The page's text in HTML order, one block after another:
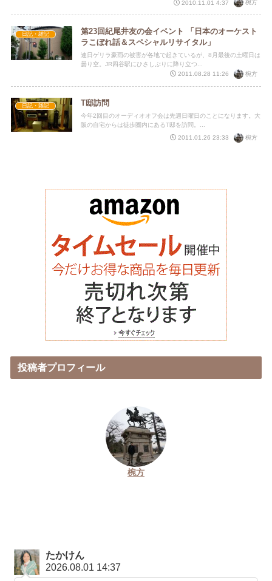
2010.11.01 4:37 椀方
日記・雑記
第23回紀尾井友の会イベント 「日本のオーケスト
ラこぼれ話＆スペシャルリサイタル」
連日ゲリラ豪雨の被害が各地で起きているが、8月最後の土曜日は
曇り空。JR四谷駅にひさしぶりに降り立つ...
2011.08.28 11:26
椀方
日記・雑記 T邸訪問
今年2回目のオーディオオフ会は先週日曜日のことになります。大
阪の自宅からは徒歩圏内にあるT邸を訪問。...
2011.01.26 23:33
椀方
投稿者プロフィール
椀方
たかけん
2026.08.01 14:37